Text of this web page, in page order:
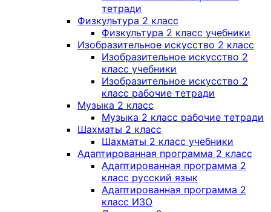
тетради
Физкультура 2 класс
Физкультура 2 класс учебники
Изобразительное искусство 2 класс
Изобразительное искусство 2
класс учебники
Изобразительное искусство 2
класс рабочие тетради
Музыка 2 класс
Музыка 2 класс рабочие тетради
Шахматы 2 класс
Шахматы 2 класс учебники
Адаптированная программа 2 класс
Адаптированная программа 2
класс русский язык
Адаптированная программа 2
класс ИЗО